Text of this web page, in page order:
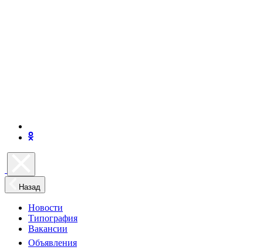
Назад
Новости
Типография
Вакансии
Объявления